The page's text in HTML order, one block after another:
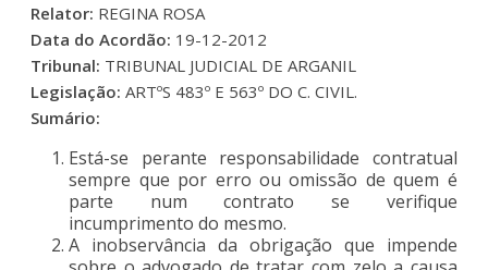
Relator: REGINA ROSA
Data do Acordão: 19-12-2012
Tribunal: TRIBUNAL JUDICIAL DE ARGANIL
Legislação:ARTºS 483º E 563º DO C. CIVIL.
Sumário:
Está-se perante responsabilidade contratual
sempre que por erro ou omissão de quem é
parte num contrato se verifique
incumprimento do mesmo.
A inobservância da obrigação que impende